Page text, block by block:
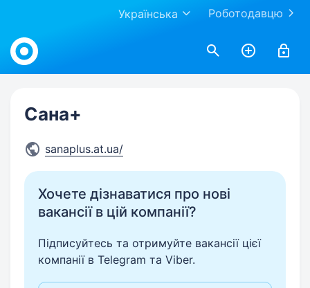
Роботодавцю
Українська
Work.ua
Сана+
sanaplus.at.ua/
Хочете дізнаватися про нові
вакансії в цій компанії?
Підписуйтесь та отримуйте вакансії цієї
компанії в Telegram та Viber.